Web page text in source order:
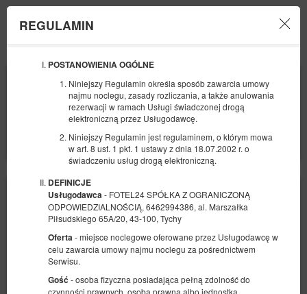
REGULAMIN
POSTANOWIENIA OGÓLNE
Niniejszy Regulamin określa sposób zawarcia umowy
najmu noclegu, zasady rozliczania, a także anulowania
rezerwacji w ramach Usługi świadczonej drogą
elektroniczną przez Usługodawcę.
Niniejszy Regulamin jest regulaminem, o którym mowa
w art. 8 ust. 1 pkt. 1 ustawy z dnia 18.07.2002 r. o
świadczeniu usług drogą elektroniczną.
DEFINICJE
Usługodawca - FOTEL24 SPÓŁKA Z OGRANICZONĄ
ODPOWIEDZIALNOŚCIĄ, 6462994386, al. Marszałka
Piłsudskiego 65A/20, 43-100, Tychy
Oferta - miejsce noclegowe oferowane przez Usługodawcę w
celu zawarcia umowy najmu noclegu za pośrednictwem
Serwisu.
Gość - osoba fizyczna posiadająca pełną zdolność do
czynności prawnych, osoba prawna albo jednostka
07
2026
FILTRY